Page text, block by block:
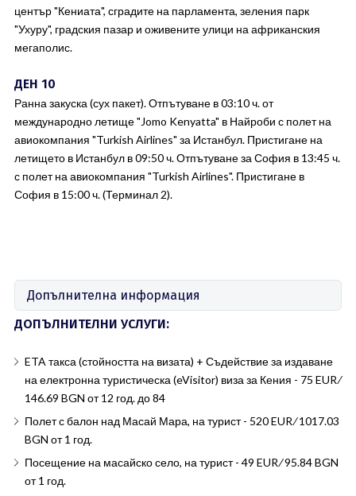
център "Кениата", сградите на парламента, зеления парк
"Ухуру", градския пазар и оживените улици на африканския
мегаполис.
ДЕН 10
Ранна закуска (сух пакет). Отпътуване в 03:10 ч. от
международно летище "Jomo Kenyatta" в Найроби с полет на
авиокомпания "Turkish Airlines" за Истанбул. Пристигане на
летището в Истанбул в 09:50 ч. Отпътуване за София в 13:45 ч.
с полет на авиокомпания "Turkish Airlines". Пристигане в
София в 15:00 ч. (Терминал 2).
Допълнителна информация
ДОПЪЛНИТЕЛНИ УСЛУГИ:
ETA такса (стойността на визата) + Съдействие за издаване
на електронна туристическа (eVisitor) виза за Кения - 75 EUR ∕
146.69 BGN от 12 год. до 84
Полет с балон над Масай Мара, на турист - 520 EUR ∕ 1017.03
BGN от 1 год.
Посещение на масайско село, на турист - 49 EUR ∕ 95.84 BGN
от 1 год.